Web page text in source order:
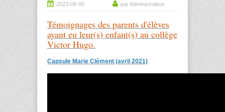
2023-06-05 par Administrateur
Témoignages des parents d'élèves
ayant eu leur(s) enfant(s) au collège
Victor Hugo.
Capsule Marie Clément (avril 2021)